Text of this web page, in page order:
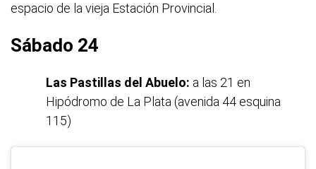
espacio de la vieja Estación Provincial.
Sábado 24
Las Pastillas del Abuelo: a las 21 en
Hipódromo de La Plata (avenida 44 esquina
115)